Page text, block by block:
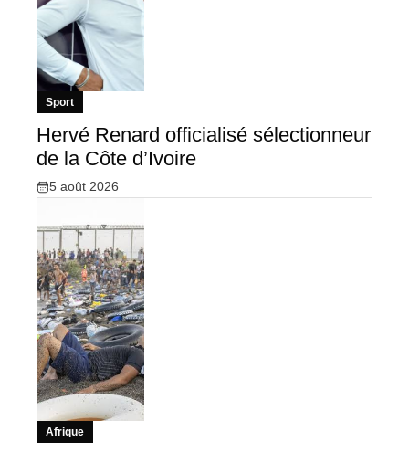
Sport
Hervé Renard officialisé sélectionneur
de la Côte d’Ivoire
5 août 2026
Afrique